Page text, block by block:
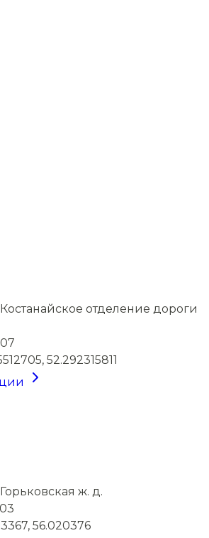
Костанайское отделение дороги
52.292315811
Горьковская ж. д.
56.020376